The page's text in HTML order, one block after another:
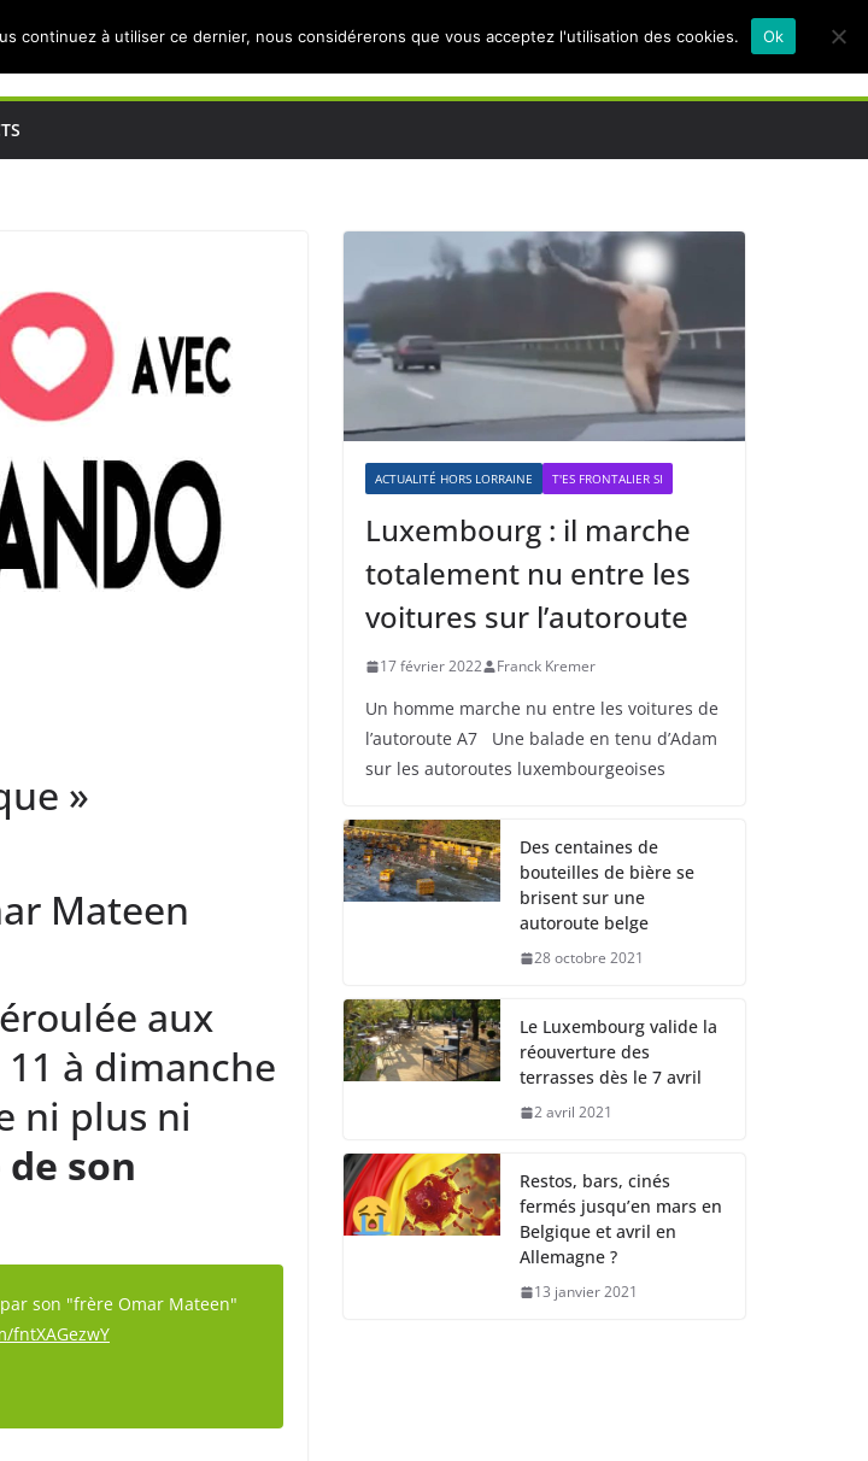
»
Mateen
aux
à dimanche
ni plus ni
son
son "frère Omar Mateen"
fntXAGezwY
ACTUALITÉ HORS LORRAINE T'ES FRONTALIER SI
Luxembourg : il marche
totalement nu entre les
voitures sur l’autoroute
17 février 2022 Franck Kremer
Un homme marche nu entre les voitures de
l’autoroute A7 Une balade en tenu d’Adam
sur les autoroutes luxembourgeoises
Des centaines de
bouteilles de bière se
brisent sur une
autoroute belge
28 octobre 2021
Le Luxembourg valide la
réouverture des
terrasses dès le 7 avril
2 avril 2021
Restos, bars, cinés
fermés jusqu’en mars en
Belgique et avril en
Allemagne ?
13 janvier 2021
continuez à utiliser ce dernier, nous considérerons que vous acceptez l'utilisation des cookies. Ok